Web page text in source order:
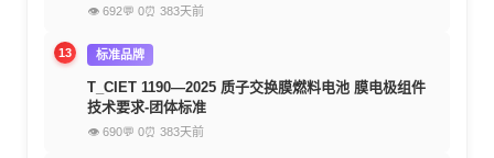
👁 692💬 0⏰ 383天前
13 标准品牌
T_CIET 1190—2025 质子交换膜燃料电池 膜电极组件
技术要求-团体标准
👁 690💬 0⏰ 383天前